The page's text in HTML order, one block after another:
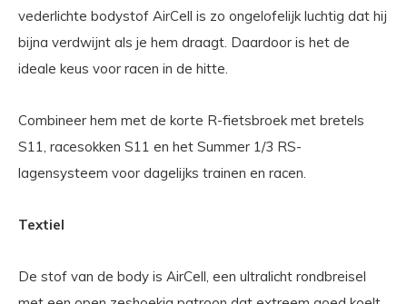
vederlichte bodystof AirCell is zo ongelofelijk luchtig dat hij
bijna verdwijnt als je hem draagt. Daardoor is het de
ideale keus voor racen in de hitte.
Combineer hem met de korte R-fietsbroek met bretels
S11, racesokken S11 en het Summer 1/3 RS-
lagensysteem voor dagelijks trainen en racen.
Textiel
De stof van de body is AirCell, een ultralicht rondbreisel